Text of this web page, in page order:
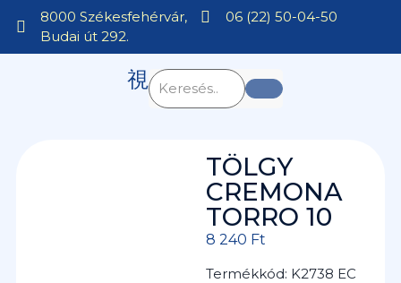
8000 Székesfehérvár,
Budai út 292.
06 (22) 50-04-50
TÖLGY
CREMONA
TORRO 10
8 240 Ft
Termékkód: K2738 EC